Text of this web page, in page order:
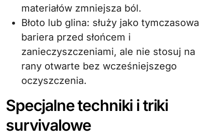
materiałów zmniejsza ból.
Błoto lub glina: służy jako tymczasowa
bariera przed słońcem i
zanieczyszczeniami, ale nie stosuj na
rany otwarte bez wcześniejszego
oczyszczenia.
Specjalne techniki i triki
survivalowe